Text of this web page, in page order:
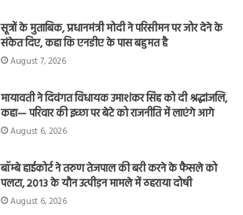
सूत्रों के मुताबिक, प्रधानमंत्री मोदी ने परिसीमन पर जोर देने के
संकेत दिए, कहा कि एनडीए के पास बहुमत है
August 7, 2026
मायावती ने दिवंगत विधायक उमाशंकर सिंह को दी श्रद्धांजलि,
कहा— परिवार की इच्छा पर बेटे को राजनीति में लाएंगे आगे
August 6, 2026
बॉम्बे हाईकोर्ट ने तरुण तेजपाल की बरी करने के फैसले को
पलटा, 2013 के यौन उत्पीड़न मामले में ठहराया दोषी
August 6, 2026